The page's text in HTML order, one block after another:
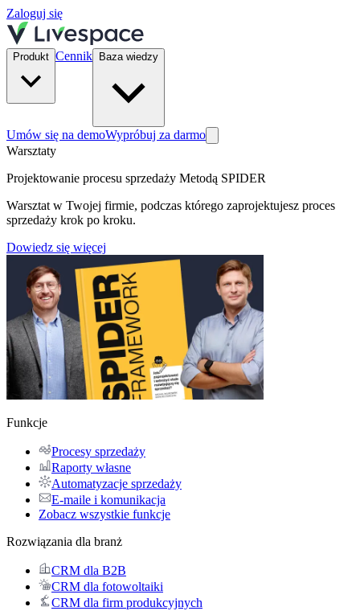
Zaloguj się
Produkt Cennik Baza wiedzy
Umów się na demoWypróbuj za darmo
Warsztaty
Projektowanie procesu sprzedaży Metodą SPIDER
Warsztat w Twojej firmie, podczas którego zaprojektujesz proces
sprzedaży krok po kroku.
Dowiedz się więcej
Funkcje
Procesy sprzedaży
Raporty własne
Automatyzacje sprzedaży
E-maile i komunikacja
Zobacz wszystkie funkcje
Rozwiązania dla branż
CRM dla B2B
CRM dla fotowoltaiki
CRM dla firm produkcyjnych